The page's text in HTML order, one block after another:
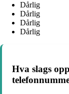
Dårlig
Dårlig
Dårlig
Dårlig
Hva slags